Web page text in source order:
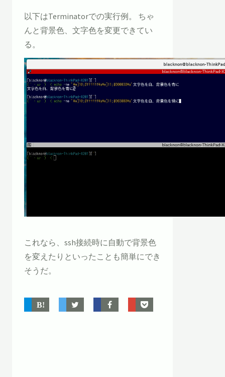
以下はTerminatorでの実行例。 ちゃ
んと背景色、文字色を変更できてい
る。
これなら、ssh接続時に自動で背景色
を変えたりといったことも簡単にでき
そうだ。